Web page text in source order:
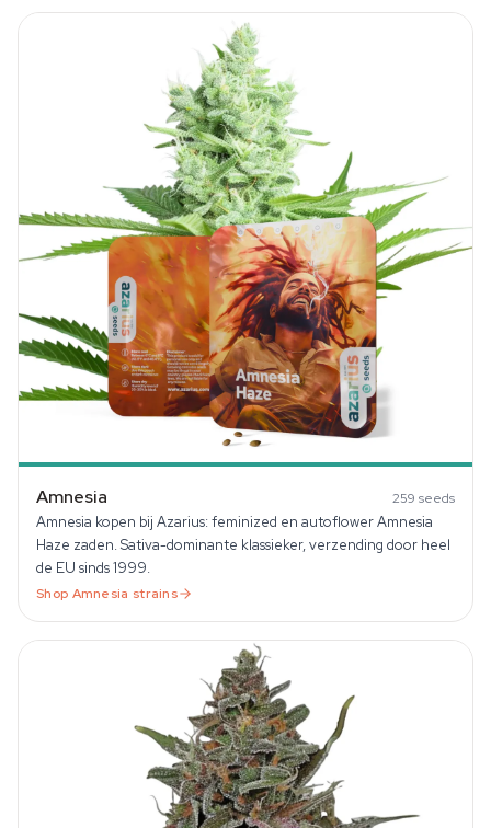
Amnesia 259 seeds
Amnesia kopen bij Azarius: feminized en autoflower Amnesia
Haze zaden. Sativa-dominante klassieker, verzending door heel
de EU sinds 1999.
Shop Amnesia strains